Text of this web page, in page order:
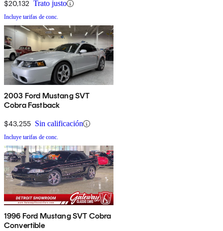
$20,132 Trato justo
Incluye tarifas de conc.
2003 Ford Mustang SVT
Cobra Fastback
$43,255 Sin calificación
Incluye tarifas de conc.
1996 Ford Mustang SVT Cobra
Convertible